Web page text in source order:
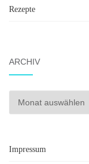
Rezepte
ARCHIV
Archiv
Impressum